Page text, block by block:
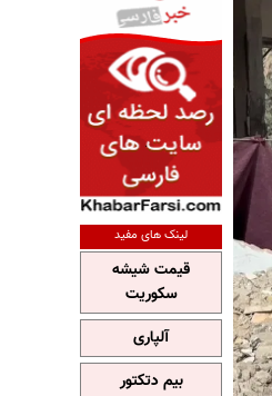
لینک های مفید
قیمت شیشه
سکوریت
آلپاری
بیم دتکتور